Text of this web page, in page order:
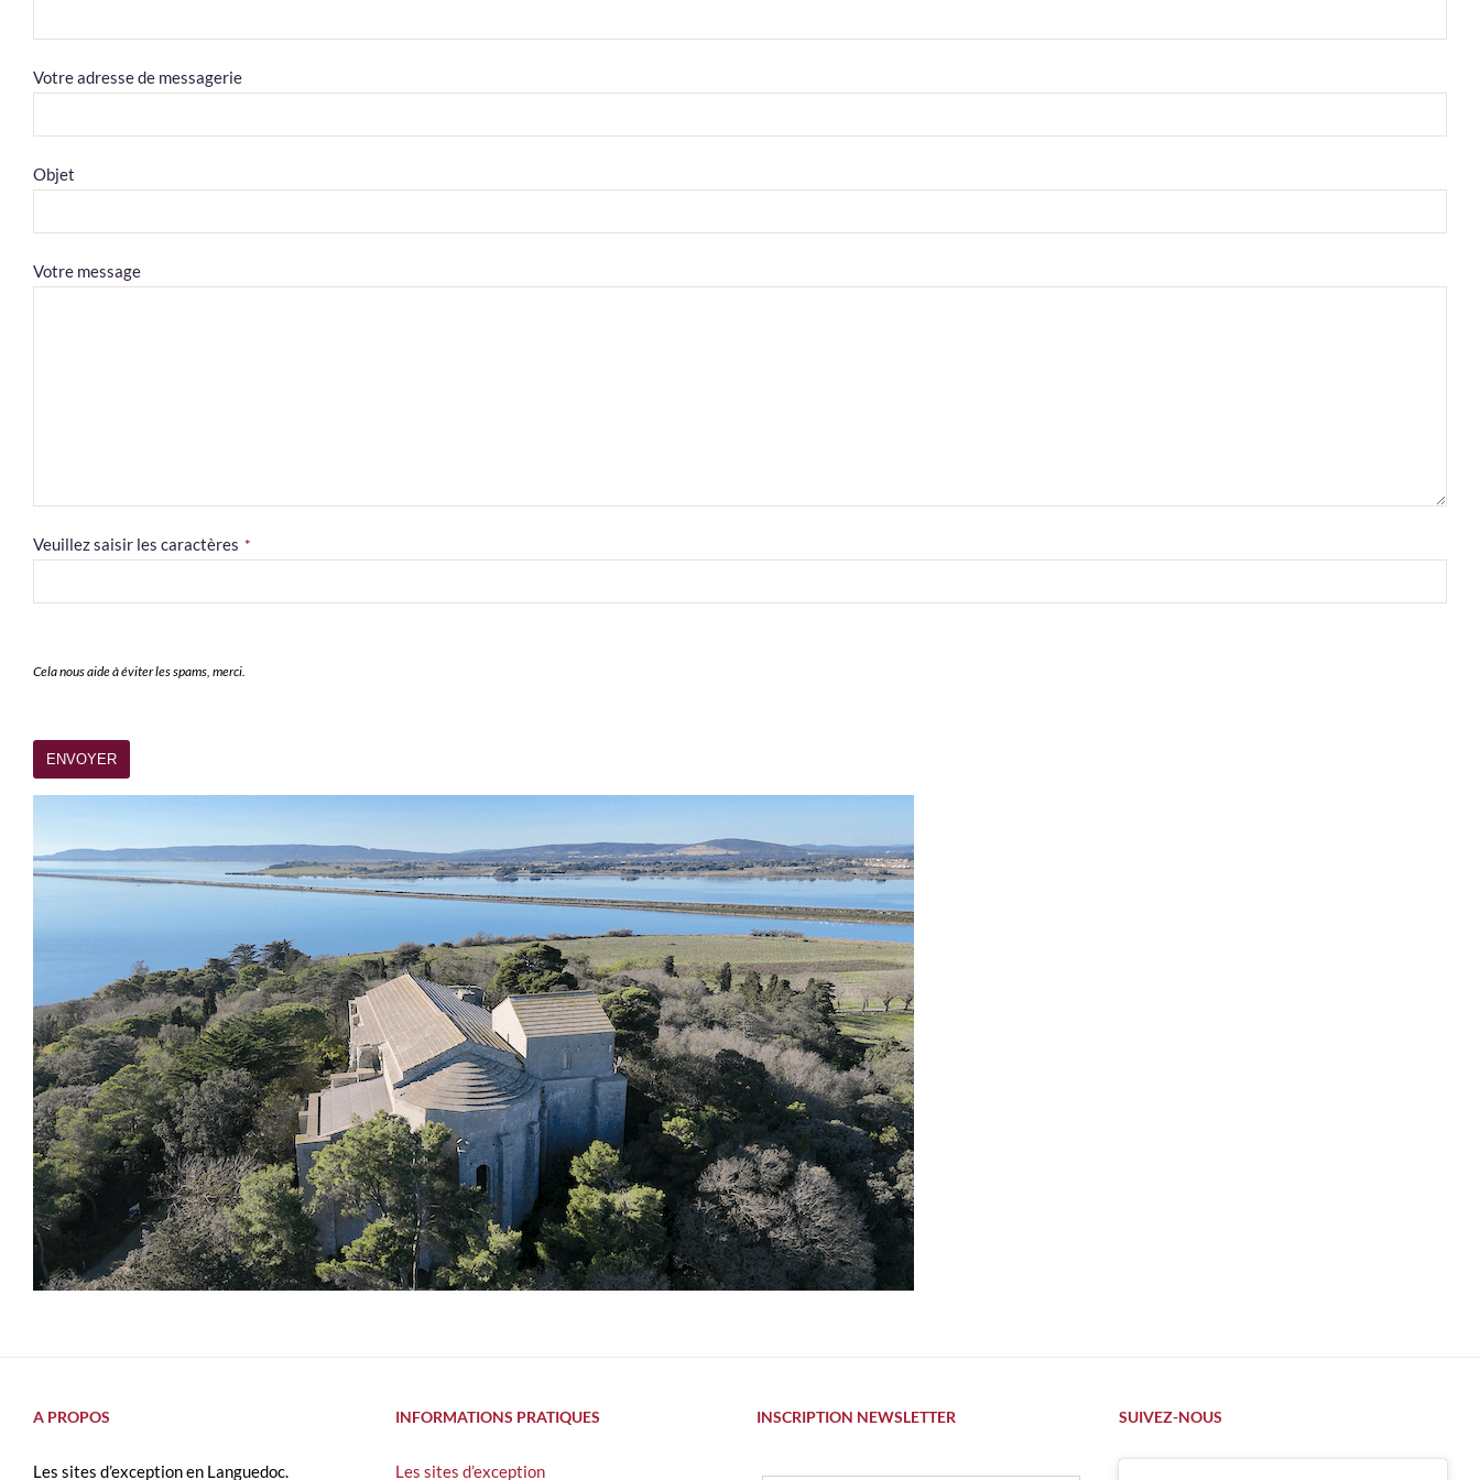
Votre adresse de messagerie
Objet
Votre message
Veuillez saisir les caractères *
Cela nous aide à éviter les spams, merci.
Contact
Email *
ENVOYER
A PROPOS
Les sites d’exception en Languedoc.
INFORMATIONS PRATIQUES
Les sites d’exception
INSCRIPTION NEWSLETTER SUIVEZ-NOUS